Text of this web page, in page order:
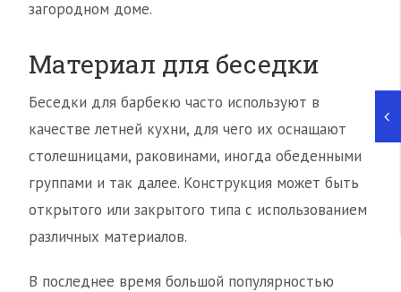
загородном доме.
Материал для беседки
Беседки для барбекю часто используют в
качестве летней кухни, для чего их оснащают
столешницами, раковинами, иногда обеденными
группами и так далее. Конструкция может быть
открытого или закрытого типа с использованием
различных материалов.
В последнее время большой популярностью